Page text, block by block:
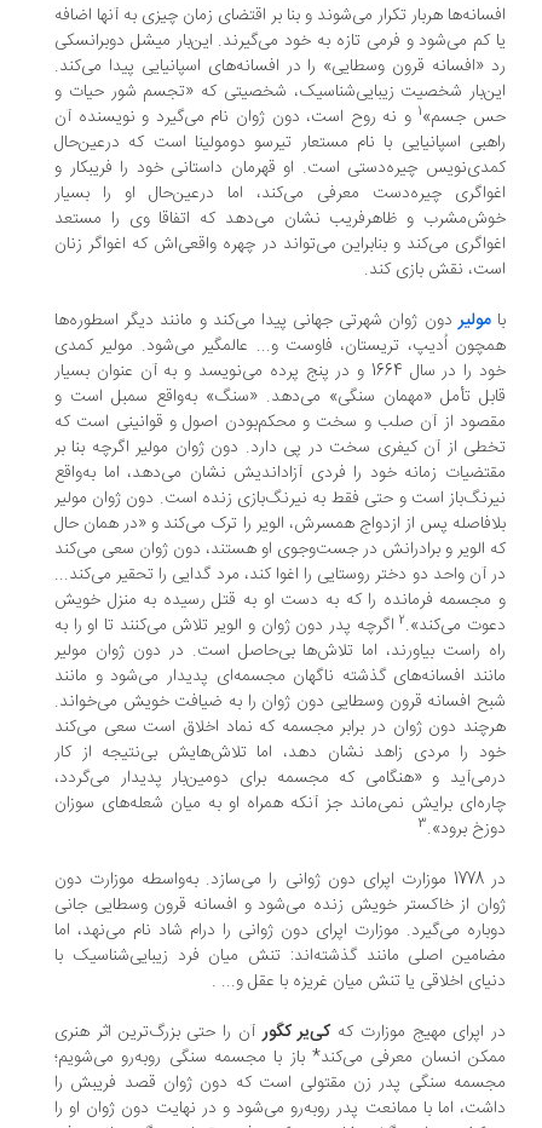
هربار تکرار می‌شوند و بنا بر اقتضای زمان چیزی به آنها اضافه
کم می‌شود و فرمی تازه به خود می‌گیرند. این‌بار میشل دوبرانسکی
«افسانه قرون وسطایی» را در افسانه‌های اسپانیایی پیدا می‌کند.
شخصیت زیبایی‌شناسیک، شخصیتی که «تجسم شور حیات و
جسم» 1و نه روح است، دون ژوان نام می‌گیرد و نویسنده آن
اسپانیایی با نام مستعار تیرسو دومولینا است که درعین‌حال
چیره‌دستی است. او قهرمان داستانی خود را فریبکار و
چیره‌دست معرفی می‌کند، اما درعین‌حال او را بسیار
و ظاهرفریب نشان می‌دهد که اتفاقا وی را مستعد
می‌کند و بنابراین می‌تواند در چهره واقعی‌اش که اغواگر زنان
نقش بازی کند.
مولیردون ژوان شهرتی جهانی پیدا می‌کند و مانند دیگر اسطوره‌ها
اُدیپ، تریستان، فاوست و... عالمگیر می‌شود. مولیر کمدی
خود را در سال 1664 و در پنج پرده می‌نویسد و به آن عنوان بسیار
تأمل «مهمان سنگی» می‌دهد. «سنگ» به‌واقع سمبل است و
از آن صلب و سخت و محکم‌بودن اصول و قوانینی است که
از آن کیفری سخت در پی دارد. دون ژوان مولیر اگرچه بنا بر
زمانه خود را فردی آزاداندیش نشان می‌دهد، اما به‌واقع
است و حتی فقط به نیرنگ‌بازی زنده است. دون ژوان مولیر
پس از ازدواج همسرش، الویر را ترک‌ می‌کند و «در همان حال
الویر و برادرانش در جست‌وجوی او هستند، دون ژوان سعی می‌کند
آن واحد دو دختر روستایی را اغوا کند، مرد گدایی را تحقیر می‌کند...
فرمانده را که به دست او به قتل رسیده به منزل خویش
می‌کند». اگرچه پدر دون ژوان و الویر تلاش می‌کنند تا او را به
راست بیاورند، اما تلاش‌ها بی‌حاصل است. در دون ژوان مولیر
افسانه‌های گذشته ناگهان مجسمه‌ای پدیدار می‌شود و مانند
افسانه قرون وسطایی دون ژوان را به ضیافت خویش می‌خواند.
دون ژوان در برابر مجسمه که نماد اخلاق است سعی می‌کند
را مردی زاهد نشان دهد، اما تلاش‌هایش بی‌نتیجه از کار
و «هنگامی که مجسمه برای دومین‌بار پدیدار می‌گردد،
برایش نمی‌ماند جز آنکه همراه او به میان شعله‌های سوزان
برود». 3
در 1778 موزارت اپرای دون ژوانی را می‌سازد. به‌واسطه ‌موزارت دون
از خاکستر خویش زنده می‌شود و افسانه قرون وسطایی جانی
می‌گیرد. موزارت اپرای دون ژوانی را درام شاد نام می‌نهد، اما
اصلی مانند گذشته‌اند: تنش میان فرد زیبایی‌شناسیک با
اخلاقی یا تنش میان غریزه با عقل و... .
اپرای مهیج موزارت کهکی‌یر کگورآن را حتی بزرگ‌ترین اثر هنری
انسان معرفی می‌کند* باز با مجسمه سنگی رو‌به‌رو می‌شویم؛
سنگی پدر زن مقتولی است که دون ژوان قصد فریبش را
اما با ممانعت پدر رو‌به‌رو می‌شود و در نهایت دون ژوان او را